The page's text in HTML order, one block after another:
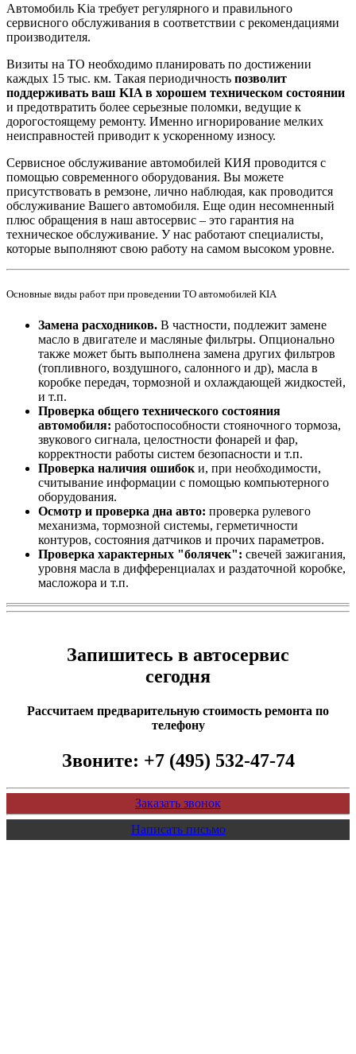
Автомобиль Kia требует регулярного и правильного
сервисного обслуживания в соответствии с рекомендациями
производителя.
Визиты на ТО необходимо планировать по достижении
каждых 15 тыс. км. Такая периодичность позволит
поддерживать ваш KIA в хорошем техническом состоянии
и предотвратить более серьезные поломки, ведущие к
дорогостоящему ремонту. Именно игнорирование мелких
неисправностей приводит к ускоренному износу.
Сервисное обслуживание автомобилей КИЯ проводится с
помощью современного оборудования. Вы можете
присутствовать в ремзоне, лично наблюдая, как проводится
обслуживание Вашего автомобиля. Еще один несомненный
плюс обращения в наш автосервис – это гарантия на
техническое обслуживание. У нас работают специалисты,
которые выполняют свою работу на самом высоком уровне.
Основные виды работ при проведении ТО автомобилей KIA
Замена расходников. В частности, подлежит замене
масло в двигателе и масляные фильтры. Опционально
также может быть выполнена замена других фильтров
(топливного, воздушного, салонного и др), масла в
коробке передач, тормозной и охлаждающей жидкостей,
и т.п.
Проверка общего технического состояния
автомобиля: работоспособности стояночного тормоза,
звукового сигнала, целостности фонарей и фар,
корректности работы систем безопасности и т.п.
Проверка наличия ошибок и, при необходимости,
считывание информации с помощью компьютерного
оборудования.
Осмотр и проверка дна авто: проверка рулевого
механизма, тормозной системы, герметичности
контуров, состояния датчиков и прочих параметров.
Проверка характерных "болячек": свечей зажигания,
уровня масла в дифференциалах и раздаточной коробке,
масложора и т.п.
Запишитесь в автосервис
сегодня
Рассчитаем предварительную стоимость ремонта по
телефону
Звоните: +7 (495) 532-47-74
Заказать звонок
Написать письмо